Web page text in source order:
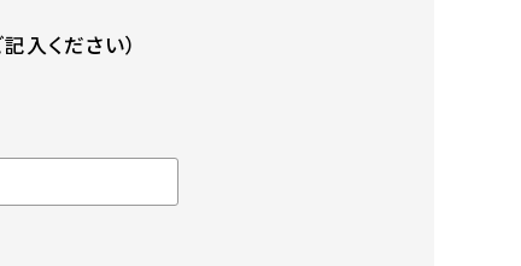
入ください）